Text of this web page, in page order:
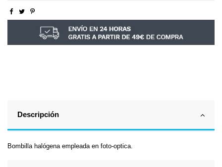
Descripción
Bombilla halógena empleada en foto-optica.